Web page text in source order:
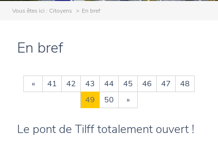
Vous êtes ici : Citoyens En bref
En bref
« 41 42 43 44 45 46 47
48
49
50 »
Le pont de Tilff totalement ouvert !